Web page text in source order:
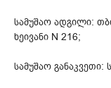
სამუშაო ადგილი:
ხეივანი N 216;
სამუშაო განაკვეთი: